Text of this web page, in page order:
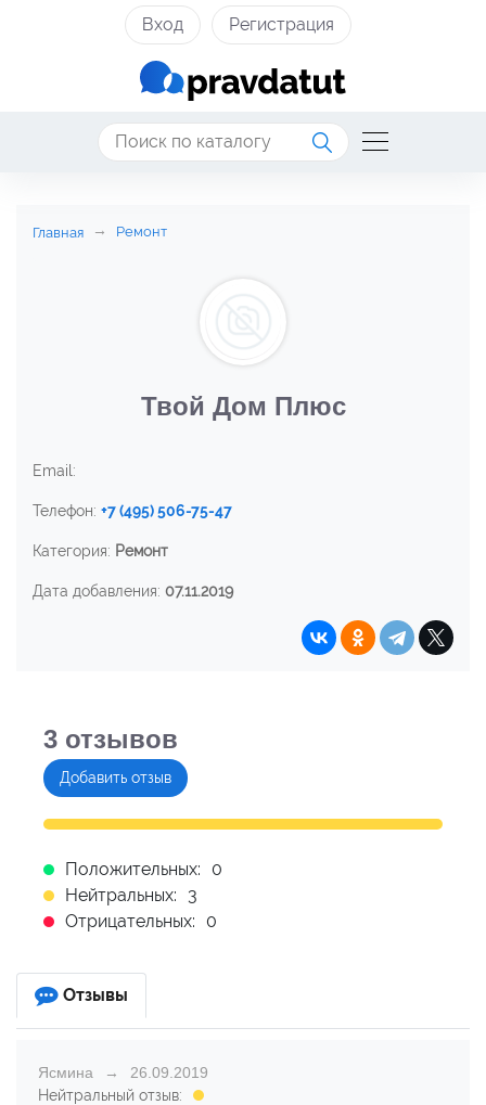
Вход Регистрация
Главная Ремонт
Твой Дом Плюс
Email:
Телефон: +7 (495) 506-75-47
Категория: Ремонт
Дата добавления: 07.11.2019
3 отзывов
Добавить отзыв
Положительных:
0
Нейтральных:
3
Отрицательных:
0
Отзывы
Ясмина
26.09.2019
Нейтральный отзыв: